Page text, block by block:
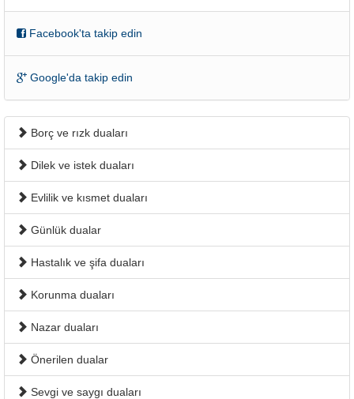
Facebook'ta takip edin
Google'da takip edin
Borç ve rızk duaları
Dilek ve istek duaları
Evlilik ve kısmet duaları
Günlük dualar
Hastalık ve şifa duaları
Korunma duaları
Nazar duaları
Önerilen dualar
Sevgi ve saygı duaları